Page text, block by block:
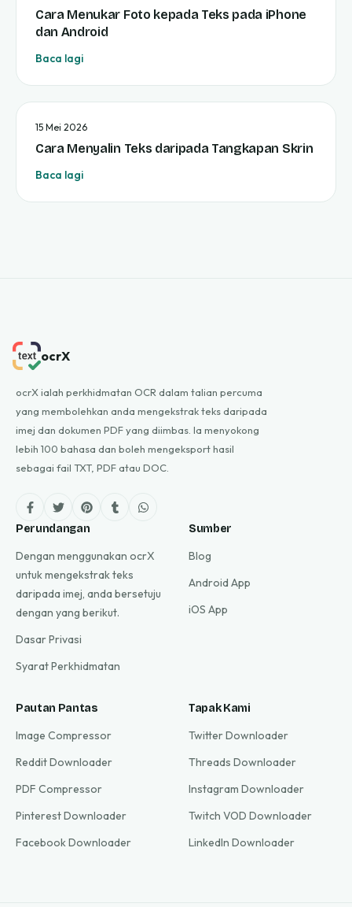
Cara Menukar Foto kepada Teks pada iPhone
dan Android
Baca lagi
15 Mei 2026
Cara Menyalin Teks daripada Tangkapan Skrin
Baca lagi
ocrX
ocrX ialah perkhidmatan OCR dalam talian percuma
yang membolehkan anda mengekstrak teks daripada
imej dan dokumen PDF yang diimbas. Ia menyokong
lebih 100 bahasa dan boleh mengeksport hasil
sebagai fail TXT, PDF atau DOC.
Perundangan
Dengan menggunakan ocrX
untuk mengekstrak teks
daripada imej, anda bersetuju
dengan yang berikut.
Dasar Privasi
Syarat Perkhidmatan
Sumber
Blog
Android App
iOS App
Pautan Pantas
Image Compressor
Reddit Downloader
PDF Compressor
Pinterest Downloader
Facebook Downloader
Tapak Kami
Twitter Downloader
Threads Downloader
Instagram Downloader
Twitch VOD Downloader
LinkedIn Downloader